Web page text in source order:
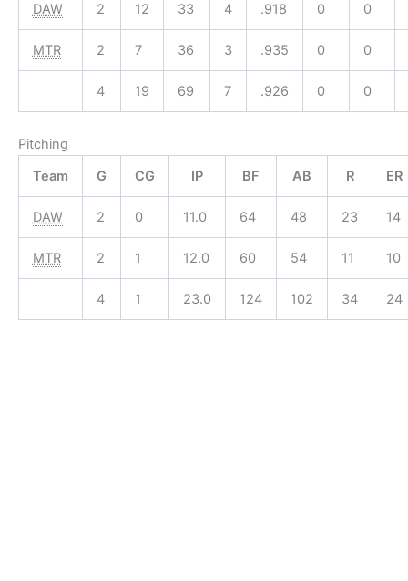
DAW 2 12 33 4 .918 0 0
MTR 2 7 36 3 .935 0 0
4 19 69 7 .926 0 0
Pitching
Team
G CG IP BF AB R ER
DAW 2 0 11.0 64 48 23 14
MTR 2 1 12.0 60 54 11 10
4 1 23.0 124 102 34 24